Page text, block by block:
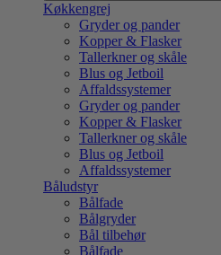
Køkkengrej
Gryder og pander
Kopper & Flasker
Tallerkner og skåle
Blus og Jetboil
Affaldssystemer
Gryder og pander
Kopper & Flasker
Tallerkner og skåle
Blus og Jetboil
Affaldssystemer
Båludstyr
Bålfade
Bålgryder
Bål tilbehør
Bålfade